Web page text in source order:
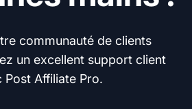
communauté de clients
un excellent support client
Post Affiliate Pro.